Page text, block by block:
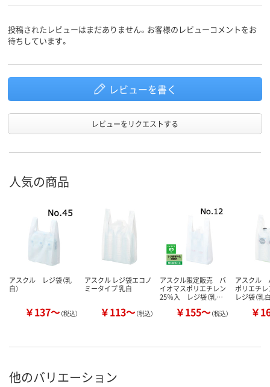
エンボス
加工
あり
材質
高密度ポリエチレ
ン、高密度ポリエチ
レン（カサカサタイ
プ）、HDPE（カサカサ
ポリエチレン
（HDPE）、ポリエチレ
ン、ポリエチレン
（HDPE）、ポリエチレ
スコア
65
投稿されたレビューはまだありません。お客様のレビューコメントをお
待ちしています。
レビューを書く
レビューをリクエストする
人気の商品
アスクル レジ袋（乳
白）
￥137～（税込）
アスクル レジ袋エコノ
ミータイプ 乳白
￥113～（税込）
アスクル限定販売 バ
イオマスポリエチレン
25％入 レジ袋（乳…
￥155～（税込）
アスクル
ポリエチ
レジ袋（乳
￥
他のバリエーション